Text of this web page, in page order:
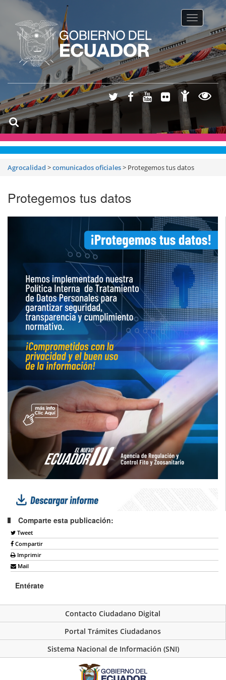
Toggle
Agrocalidad >comunicados oficiales> Protegemos tus datos
Protegemos tus datos
Comparte esta publicación:
Tweet
Compartir
Imprimir
Mail
Entérate
Contacto Ciudadano Digital
Portal Trámites Ciudadanos
Sistema Nacional de Información (SNI)